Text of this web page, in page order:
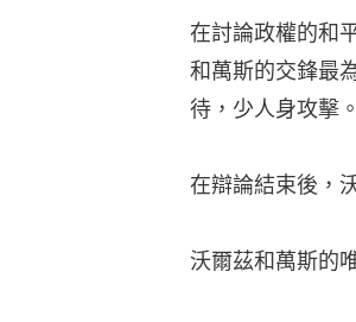
在討論政權的和
和萬斯的交鋒最
待，少人身攻擊。
在辯論結束後，
沃爾茲和萬斯的